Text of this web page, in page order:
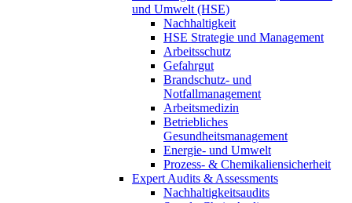
und Umwelt (HSE)
Nachhaltigkeit
HSE Strategie und Management
Arbeitsschutz
Gefahrgut
Brandschutz- und
Notfallmanagement
Arbeitsmedizin
Betriebliches
Gesundheitsmanagement
Energie- und Umwelt
Prozess- & Chemikaliensicherheit
Expert Audits & Assessments
Nachhaltigkeitsaudits